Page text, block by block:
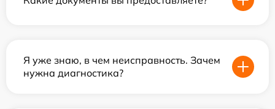
Я уже знаю, в чем неисправность. Зачем
нужна диагностика?